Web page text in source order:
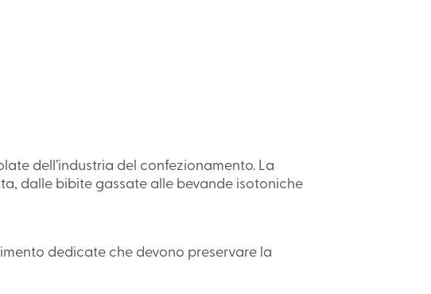
dell’industria del confezionamento. La
dalle bibite gassate alle bevande isotoniche
dedicate che devono preservare la